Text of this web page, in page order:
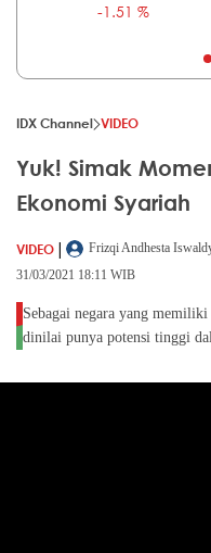
-1.51 %
IDX Channel VIDEO
Yuk! Simak
Ekonomi Syariah
VIDEO |
Frizqi Andhesta
31/03/2021 18:11 WIB
Sebagai negara yang
dinilai punya potensi tinggi